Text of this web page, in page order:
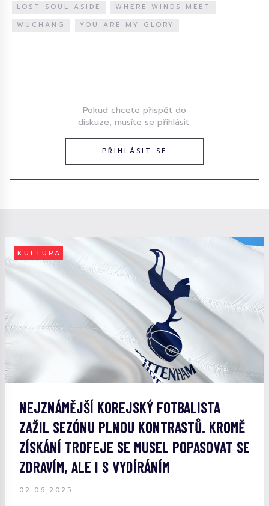
LOST SOUL ASIDE
WHERE WINDS MEET
WUCHANG
YOU ARE MY GLORY
Pokud chcete přispět do
diskuze, musíte se přihlásit.
PŘIHLÁSIT SE
KULTURA
NEJZNÁMĚJŠÍ KOREJSKÝ FOTBALISTA
ZAŽIL SEZÓNU PLNOU KONTRASTŮ. KROMĚ
ZÍSKÁNÍ TROFEJE SE MUSEL POPASOVAT SE
ZDRAVÍM, ALE I S VYDÍRÁNÍM
02.06.2025